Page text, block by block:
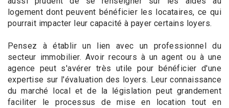
logement dont peuvent bénéficier les locataires, ce qui
pourrait impacter leur capacité à payer certains loyers.
Pensez à établir un lien avec un professionnel du
secteur immobilier. Avoir recours à un agent ou à une
agence peut s'avérer très utile pour bénéficier d'une
expertise sur l'évaluation des loyers. Leur connaissance
du marché local et de la législation peut grandement
faciliter le processus de mise en location tout en